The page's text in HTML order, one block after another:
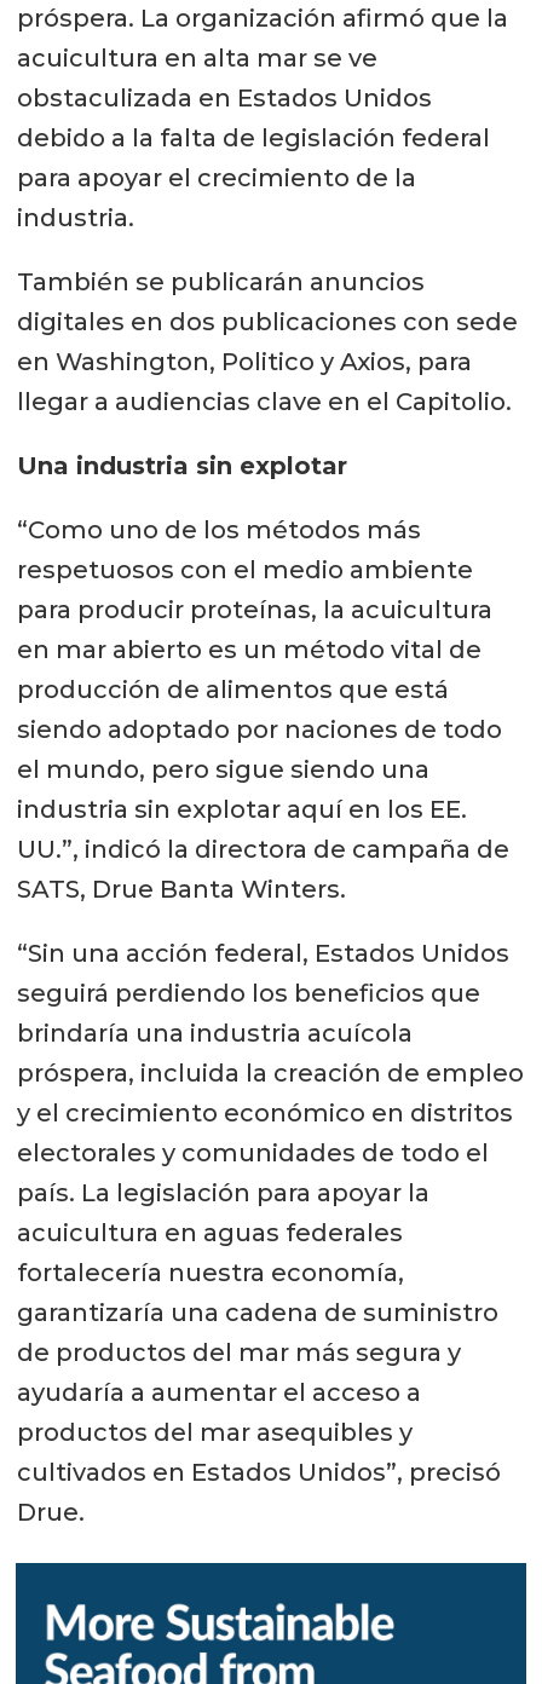
próspera. La organización afirmó que la
acuicultura en alta mar se ve
obstaculizada en Estados Unidos
debido a la falta de legislación federal
para apoyar el crecimiento de la
industria.
También se publicarán anuncios
digitales en dos publicaciones con sede
en Washington, Politico y Axios, para
llegar a audiencias clave en el Capitolio.
Una industria sin explotar
“Como uno de los métodos más
respetuosos con el medio ambiente
para producir proteínas, la acuicultura
en mar abierto es un método vital de
producción de alimentos que está
siendo adoptado por naciones de todo
el mundo, pero sigue siendo una
industria sin explotar aquí en los EE.
UU.”, indicó la directora de campaña de
SATS, Drue Banta Winters.
“Sin una acción federal, Estados Unidos
seguirá perdiendo los beneficios que
brindaría una industria acuícola
próspera, incluida la creación de empleo
y el crecimiento económico en distritos
electorales y comunidades de todo el
país. La legislación para apoyar la
acuicultura en aguas federales
fortalecería nuestra economía,
garantizaría una cadena de suministro
de productos del mar más segura y
ayudaría a aumentar el acceso a
productos del mar asequibles y
cultivados en Estados Unidos”, precisó
Drue.